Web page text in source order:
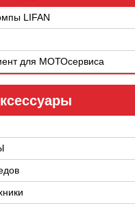
LIFAN
для МОТОсервиса